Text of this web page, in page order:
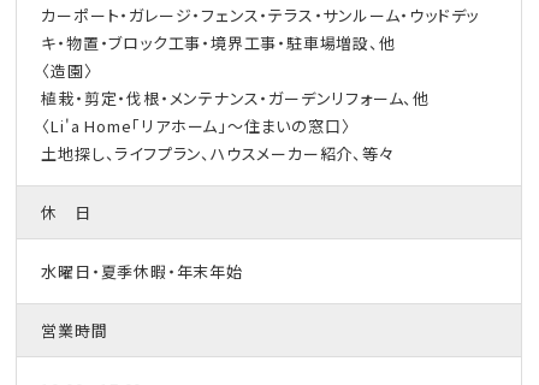
カーポート・ガレージ・フェンス・テラス・サンルーム・ウッドデッ
キ・物置・ブロック工事・境界工事・駐車場増設、他
〈造園〉
植栽・剪定・伐根・メンテナンス・ガーデンリフォーム、他
〈Li'a Home「リアホーム」～住まいの窓口〉
土地探し、ライフプラン、ハウスメーカー紹介、等々
休 日
水曜日・夏季休暇・年末年始
営業時間